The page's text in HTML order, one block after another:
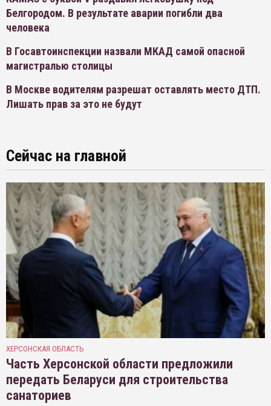
Белгородом. В результате аварии погибли два
человека
В Госавтоинспекции назвали МКАД самой опасной
магистралью столицы
В Москве водителям разрешат оставлять место ДТП.
Лишать прав за это не будут
Сейчас на главной
ХЕРСОНСКАЯ ОБЛАСТЬ
Часть Херсонской области предложили
передать Беларуси для строительства
санаториев